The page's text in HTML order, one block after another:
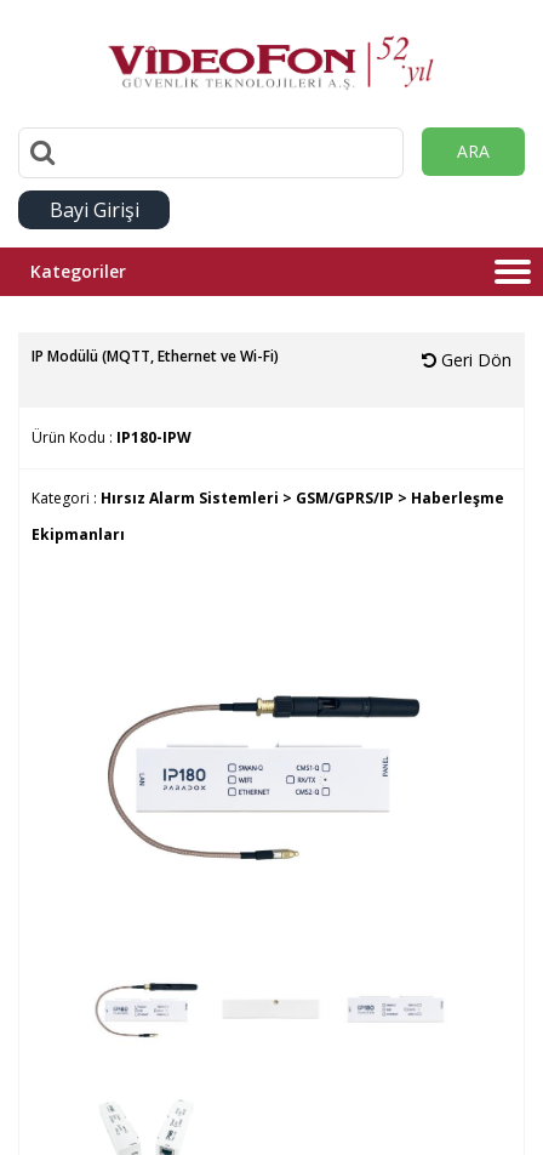
ARA
Bayi Girişi
Kategoriler
IP Modülü (MQTT, Ethernet ve Wi-Fi) Geri Dön
Ürün Kodu : IP180-IPW
Kategori : Hırsız Alarm Sistemleri > GSM/GPRS/IP > Haberleşme
Ekipmanları